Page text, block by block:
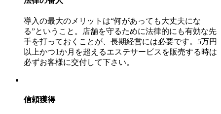
導入の最大のメリットは“何があっても大丈夫にな
る”ということ。店舗を守るために法律的にも有効な先
手を打っておくことが、長期経営には必要です。5万円
以上かつ1か月を超えるエステサービスを販売する時は
必ずお客様に交付して下さい。
信頼獲得